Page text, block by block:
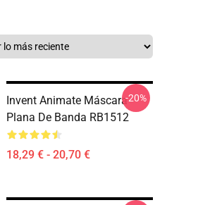
Invent Animate Máscara
Plana De Banda RB1512
18,29 € - 20,70 €
-20%